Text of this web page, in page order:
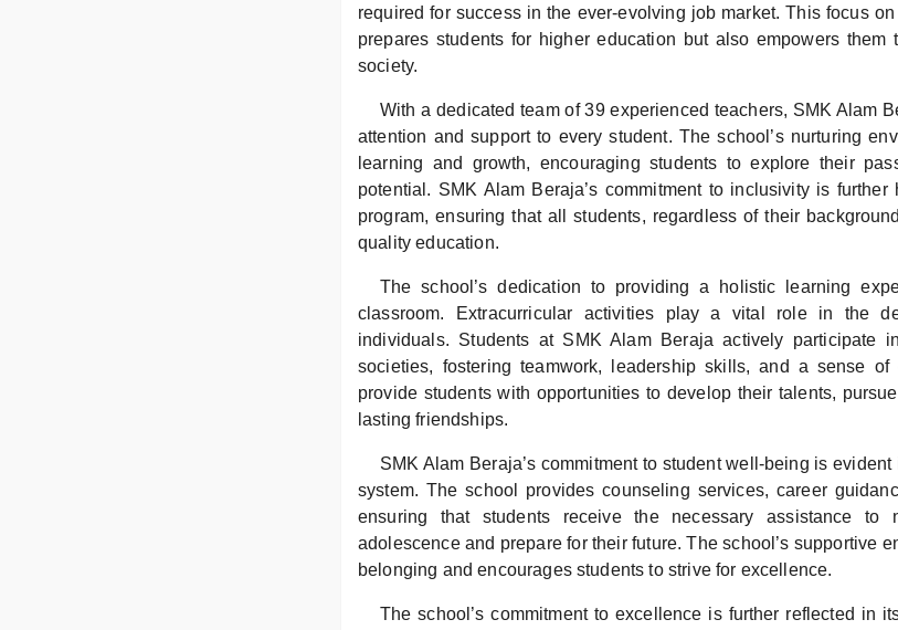
required for success in the ever-evolving job market. This focus
prepares students for higher education but also empowers them
society.
With a dedicated team of 39 experienced teachers, SMK Alam
attention and support to every student. The school’s nurturing
learning and growth, encouraging students to explore their
potential. SMK Alam Beraja’s commitment to inclusivity is
program, ensuring that all students, regardless of their
quality education.
The school’s dedication to providing a holistic learning
classroom. Extracurricular activities play a vital role in the
individuals. Students at SMK Alam Beraja actively participate
societies, fostering teamwork, leadership skills, and a sense of
provide students with opportunities to develop their talents,
lasting friendships.
SMK Alam Beraja’s commitment to student well-being is
system. The school provides counseling services, career
ensuring that students receive the necessary assistance to
adolescence and prepare for their future. The school’s supportive
belonging and encourages students to strive for excellence.
The school’s commitment to excellence is further reflected in